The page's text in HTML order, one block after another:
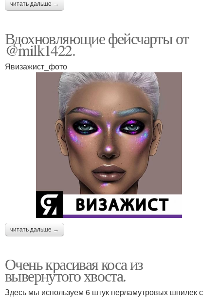
читать дальше →
Вдохновляющие фейсчарты от
@milk1422.
Явизажист_фото
читать дальше →
Очень красивая коса из
вывернутого хвоста.
Здесь мы используем 6 штук перламутровых шпилек с